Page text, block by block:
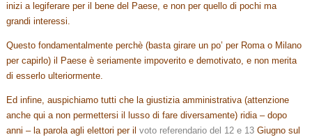
inizi a legiferare per il bene del Paese, e non per quello di pochi ma
grandi interessi.
Questo fondamentalmente perchè (basta girare un po’ per Roma o Milano
per capirlo) il Paese è seriamente impoverito e demotivato, e non merita
di esserlo ulteriormente.
Ed infine, auspichiamo tutti che la giustizia amministrativa (attenzione
anche qui a non permettersi il lusso di fare diversamente) ridia – dopo
anni – la parola agli elettori per ilvoto referendario del 12 e 13 Giugno sul